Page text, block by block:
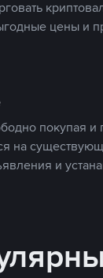
цены и
покупая
на
и